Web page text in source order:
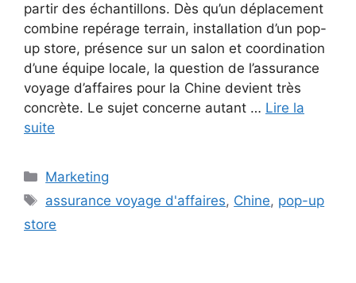
partir des échantillons. Dès qu’un déplacement
combine repérage terrain, installation d’un pop-
up store, présence sur un salon et coordination
d’une équipe locale, la question de l’assurance
voyage d’affaires pour la Chine devient très
concrète. Le sujet concerne autant … Lire la
suite
Catégories
Marketing
Étiquettes
assurance voyage d'affaires, Chine, pop-up
store